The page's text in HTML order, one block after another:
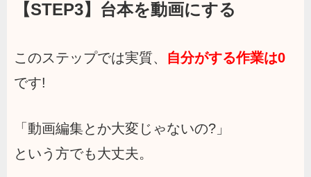
【STEP3】台本を動画にする
このステップでは実質、 自分がする作業は0
です!
「動画編集とか大変じゃないの?」
という方でも大丈夫。